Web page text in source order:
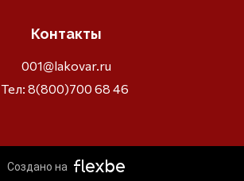
Контакты
001@lakovar.ru
Тел: 8(800)700 68 46
Создано на